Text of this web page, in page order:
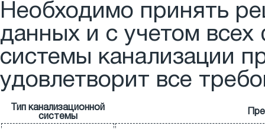
Необходимо принять
данных и с учетом
системы канализации
удовлетворит все
Тип канализационной
системы